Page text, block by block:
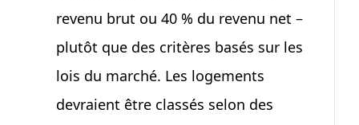
revenu brut ou 40 % du revenu net –
plutôt que des critères basés sur les
lois du marché. Les logements
devraient être classés selon des